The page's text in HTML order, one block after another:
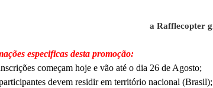
a Rafflecopter
especificas desta promoção:
começam hoje e vão até o dia 26 de Agosto;
devem residir em território nacional (Brasil);